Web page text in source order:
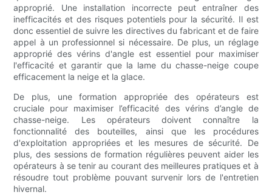
approprié. Une installation incorrecte peut entraîner des
inefficacités et des risques potentiels pour la sécurité. Il est
donc essentiel de suivre les directives du fabricant et de faire
appel à un professionnel si nécessaire. De plus, un réglage
approprié des vérins d'angle est essentiel pour maximiser
l'efficacité et garantir que la lame du chasse-neige coupe
efficacement la neige et la glace.
De plus, une formation appropriée des opérateurs est
cruciale pour maximiser l’efficacité des vérins d’angle de
chasse-neige. Les opérateurs doivent connaître la
fonctionnalité des bouteilles, ainsi que les procédures
d'exploitation appropriées et les mesures de sécurité. De
plus, des sessions de formation régulières peuvent aider les
opérateurs à se tenir au courant des meilleures pratiques et à
résoudre tout problème pouvant survenir lors de l'entretien
hivernal.